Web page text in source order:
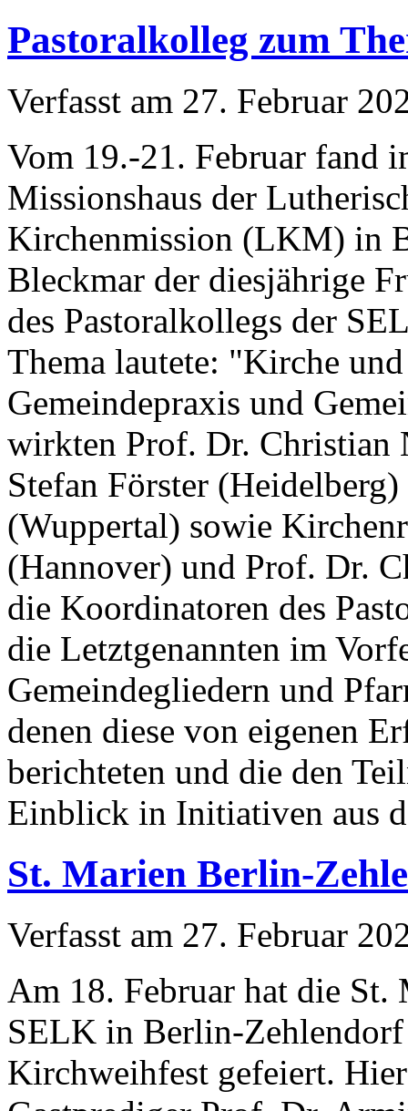
Pastoralkolleg zum
Verfasst am 27. Februar
Vom 19.-21. Februar fand
Missionshaus der
Kirchenmission (LKM) in
Bleckmar der diesjährige
des Pastoralkollegs der
Thema lautete: "Kirche
Gemeindepraxis und
wirkten Prof. Dr. Christian
Stefan Förster
(Wuppertal) sowie
(Hannover) und Prof. Dr.
die Koordinatoren des
die Letztgenannten im
Gemeindegliedern und
denen diese von eigenen
berichteten und die den
Einblick in Initiativen aus
St. Marien Berlin-
Verfasst am 27. Februar
Am 18. Februar hat die St.
SELK in Berlin-
Kirchweihfest gefeiert.